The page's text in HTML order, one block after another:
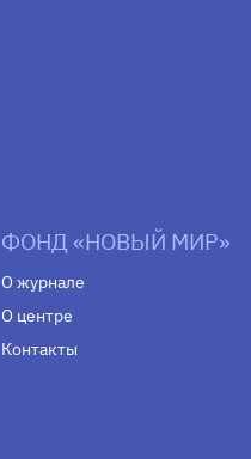
ФОНД «НОВЫЙ МИР»
О журнале
О центре
Контакты